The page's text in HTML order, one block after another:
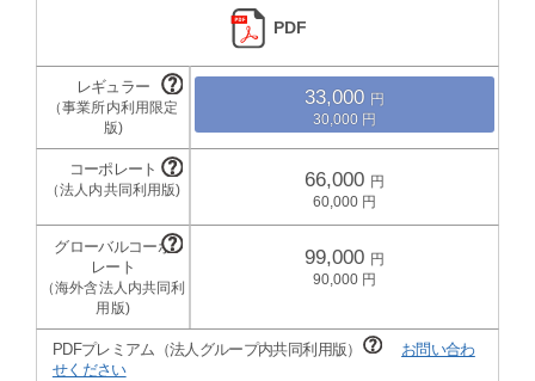
PDF
33,000
30,000
66,000
60,000
99,000
90,000
PDFプレミアム（法人グループ内共同利用版）
お問い合わ
せください